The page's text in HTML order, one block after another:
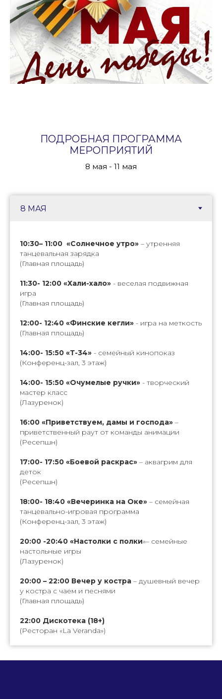
ПОДРОБНАЯ ПРОГРАММА
МЕРОПРИЯТИЙ
8 мая - 11 мая
10:30– 11:00 «Солнечное утро» – утренняя
танцевальная зарядка
(Главная площадь)
11:30- 12:00 «Хали-хало» - веселая подвижная
игра
(Главная площадь)
12:00- 12:40 «Финские кегли» - игра на меткость
(Главная площадь)
14:00- 15:50 «Т-34» - семейный кинопоказ
(Конференц-зал, 3 этаж)
14:00- 15:50 «Очумелые ручки» - творческий
мастер класс
(Лазуренок)
16:00 «Приветствуем, дамы и господа» –
приветственный раут от команды анимации
(Ресепшн)
17:00- 17:50 «Боевой раскрас» – аквагрим для
деток
(Ресепшн)
18:00- 18:40 «Вечеринка на Оке» – семейная
танцевально-игровая программа
(Конференц-зал, 3 этаж)
20:00 -20:40 «Настолки с полки»– семейные
настольные игры
(Лазуренок)
20:00 – 22:00 Вечер у костра – душевный вечер
у костра с чаем и песнями
(Главная площадь)
22:00 Дискотека (18+)
(Ресторан «La Veranda»)